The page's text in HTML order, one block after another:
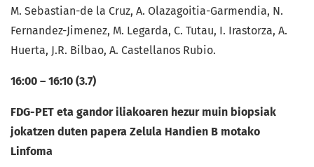
M. Sebastian-de la Cruz, A. Olazagoitia-Garmendia, N.
Fernandez-Jimenez, M. Legarda, C. Tutau, I. Irastorza, A.
Huerta, J.R. Bilbao, A. Castellanos Rubio.
16:00 – 16:10 (3.7)
FDG-PET eta gandor iliakoaren hezur muin biopsiak
jokatzen duten papera Zelula Handien B motako
Linfoma